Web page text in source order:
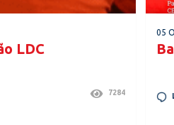
LDC
7284
05